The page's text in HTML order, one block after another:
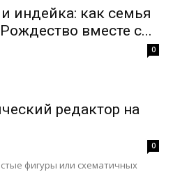
индейка: как семья
вместе с...
0
редактор на
0
фигуры или схематичных